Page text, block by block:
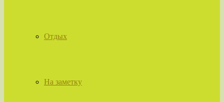
Отдых
На заметку